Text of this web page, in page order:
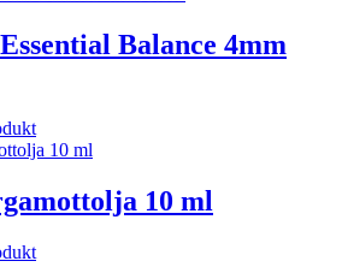
Balance 4mm
10 ml